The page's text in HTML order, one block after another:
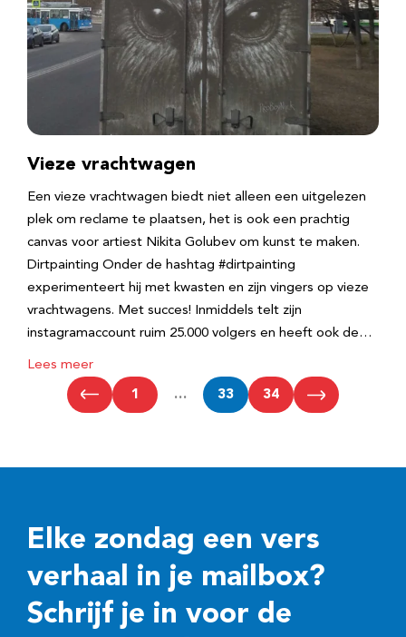
Vieze vrachtwagen
Een vieze vrachtwagen biedt niet alleen een uitgelezen
plek om reclame te plaatsen, het is ook een prachtig
canvas voor artiest Nikita Golubev om kunst te maken.
Dirtpainting Onder de hashtag #dirtpainting
experimenteert hij met kwasten en zijn vingers op vieze
vrachtwagens. Met succes! Inmiddels telt zijn
instagramaccount ruim 25.000 volgers en heeft ook de…
Lees meer
1 … 33 34
Elke zondag een vers
verhaal in je mailbox?
Schrijf je in voor de